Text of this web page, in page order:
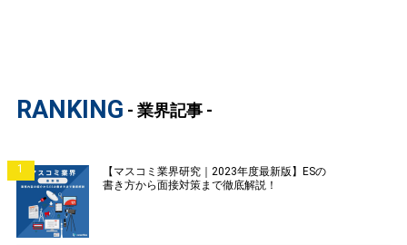
RANKING - 業界記事 -
1
【マスコミ業界研究｜2023年度最新版】ESの
書き方から面接対策まで徹底解説！